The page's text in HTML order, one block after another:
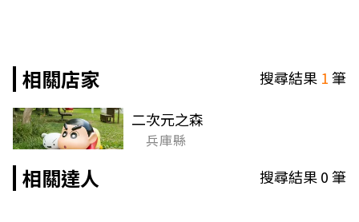
相關店家 搜尋結果 1筆
二次元之森
兵庫縣
相關達人 搜尋結果0筆